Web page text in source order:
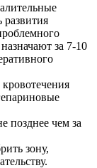
за 7-10
позднее чем за
зону,